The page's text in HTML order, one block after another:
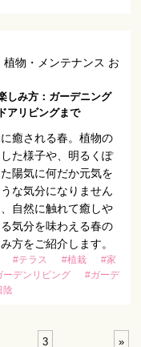
植物・メンテナンス お
しみ方：ガーデニング
アリビングまで
癒される春。植物の
た様子や、明るくぽ
陽気に何だか元気を
な気分になりません
自然に触れて癒しや
気分を味わえる春の
方をご紹介します。
#テラス #植栽
#家
ーデンリビング
#ガーデ
陰
3 »